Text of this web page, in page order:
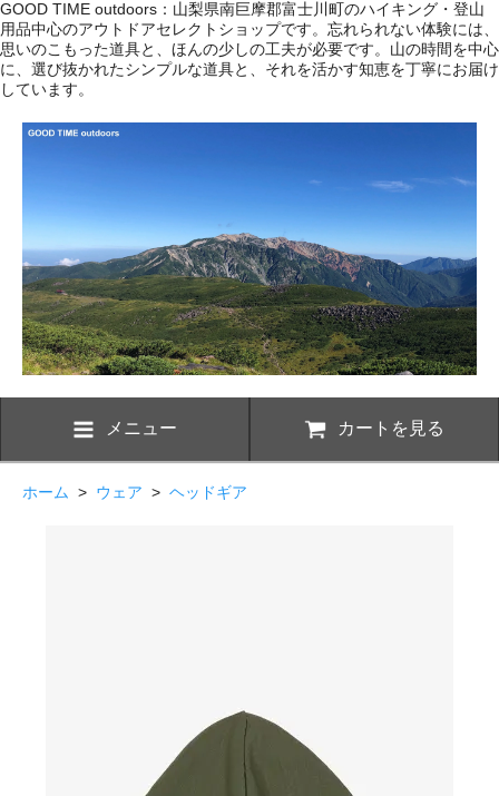
GOOD TIME outdoors：山梨県南巨摩郡富士川町のハイキング・登山
用品中心のアウトドアセレクトショップです。忘れられない体験には、
思いのこもった道具と、ほんの少しの工夫が必要です。山の時間を中心
に、選び抜かれたシンプルな道具と、それを活かす知恵を丁寧にお届け
しています。
メニュー カートを見る
ホーム > ウェア > ヘッドギア